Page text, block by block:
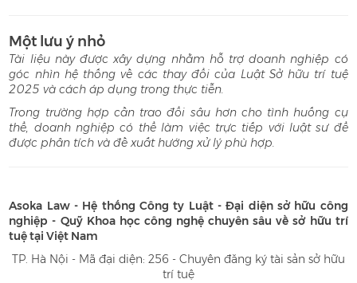
Một lưu ý nhỏ
Tài liệu này được xây dựng nhằm hỗ trợ doanh nghiệp có
góc nhìn hệ thống về các thay đổi của Luật Sở hữu trí tuệ
2025 và cách áp dụng trong thực tiễn.
Trong trường hợp cần trao đổi sâu hơn cho tình huống cụ
thể, doanh nghiệp có thể làm việc trực tiếp với luật sư để
được phân tích và đề xuất hướng xử lý phù hợp.
Asoka Law- Hệ thống Công ty Luật- Đại diện sở hữu công
nghiệp - Quỹ Khoa học công nghệ chuyên sâu về sở hữu trí
tuệ tại Việt Nam
TP. Hà Nội - Mã đại diện: 256 - Chuyên đăng ký tài sản sở hữu
trí tuệ